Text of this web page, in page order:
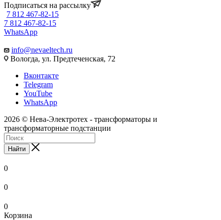
Подписаться на рассылку
7 812 467-82-15
7 812 467-82-15
WhatsApp
info@nevaeltech.ru
Вологда, ул. Предтеченская, 72
Вконтакте
Telegram
YouTube
WhatsApp
2026 © Нева-Электротех - трансформаторы и
трансформаторные подстанции
Найти
0
0
0
Корзина